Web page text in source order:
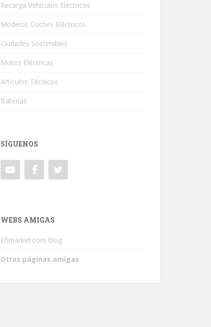
Recarga Vehículos Eléctricos
Modelos Coches Eléctricos
Ciudades Sostenibles
Motos Eléctricas
Artículos Técnicos
Baterías
SÍGUENOS
WEBS AMIGAS
Efimarket.com blog
Otras páginas amigas